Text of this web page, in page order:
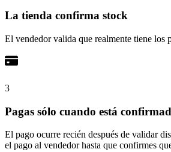
La tienda confirma stock
El vendedor valida que realmente tiene los
3
Pagas sólo cuando está
El pago ocurre recién después de validar
el pago al vendedor hasta que confirmes